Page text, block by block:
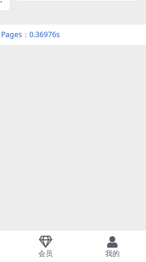
Pages：0.36976s
会员 我的